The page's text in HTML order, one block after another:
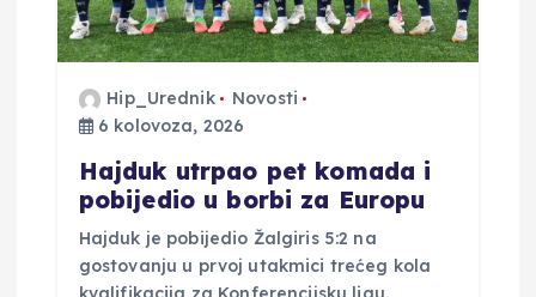
Hip_Urednik
Novosti
6 kolovoza, 2026
Hajduk utrpao pet komada i
pobijedio u borbi za Europu
Hajduk je pobijedio Žalgiris 5:2 na
gostovanju u prvoj utakmici trećeg kola